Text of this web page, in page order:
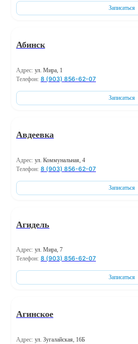
Записаться
Абинск
Адрес: ул. Мира, 1
Телефон: 8 (903) 856-62-07
Записаться
Авдеевка
Адрес: ул. Коммунальная, 4
Телефон: 8 (903) 856-62-07
Записаться
Агидель
Адрес: ул. Мира, 7
Телефон: 8 (903) 856-62-07
Записаться
Агинское
Адрес: ул. Зугалайская, 16Б